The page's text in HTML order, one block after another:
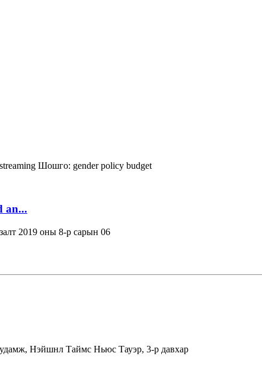
Шошго: gender policy budget
an...
2019 оны 8-р сарын 06
Нэйшнл Таймс Ньюс Тауэр, 3-р давхар